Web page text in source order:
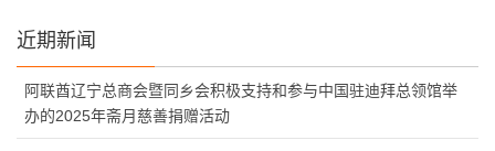
近期新闻
阿联酋辽宁总商会暨同乡会积极支持和参与中国驻迪拜总领馆举
办的2025年斋月慈善捐赠活动